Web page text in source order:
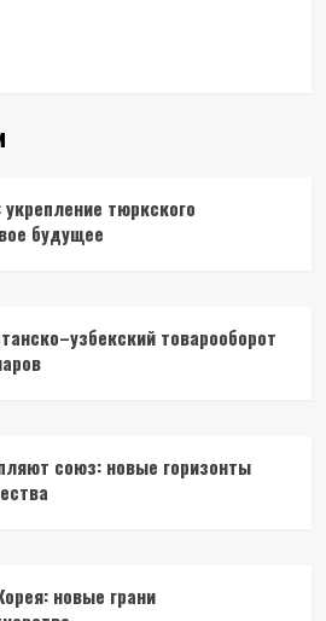
тюркского
будущее
товарооборот
союз: новые горизонты
новые грани